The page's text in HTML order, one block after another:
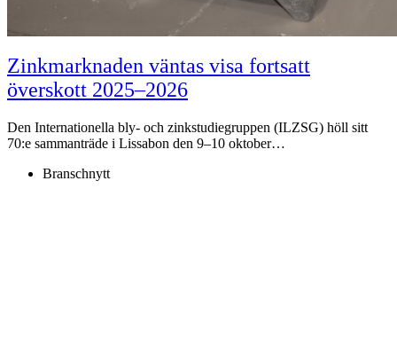
Zinkmarknaden väntas visa fortsatt
överskott 2025–2026
Den Internationella bly- och zinkstudiegruppen (ILZSG) höll sitt
70:e sammanträde i Lissabon den 9–10 oktober…
Branschnytt